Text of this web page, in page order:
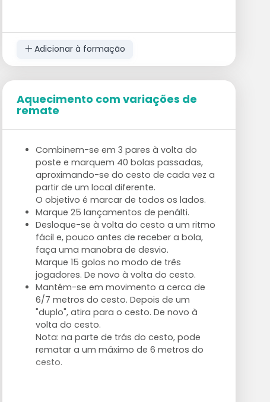
Adicionar à formação
Aquecimento com variações de
remate
Combinem-se em 3 pares à volta do
poste e marquem 40 bolas passadas,
aproximando-se do cesto de cada vez a
partir de um local diferente.
O objetivo é marcar de todos os lados.
Marque 25 lançamentos de penálti.
Desloque-se à volta do cesto a um ritmo
fácil e, pouco antes de receber a bola,
faça uma manobra de desvio.
Marque 15 golos no modo de três
jogadores. De novo à volta do cesto.
Mantém-se em movimento a cerca de
6/7 metros do cesto. Depois de um
"duplo", atira para o cesto. De novo à
volta do cesto.
Nota: na parte de trás do cesto, pode
rematar a um máximo de 6 metros do
cesto.